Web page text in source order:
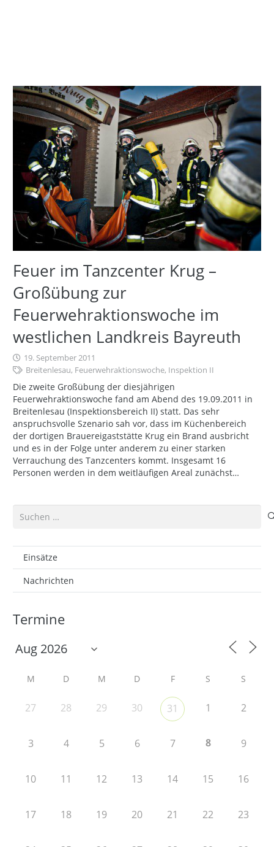
Feuer im Tanzcenter Krug –
Großübung zur
Feuerwehraktionswoche im
westlichen Landkreis Bayreuth
19. September 2011
Breitenlesau, Feuerwehraktionswoche, Inspektion II
Die zweite Großübung der diesjährigen
Feuerwehraktionswoche fand am Abend des 19.09.2011 in
Breitenlesau (Inspektionsbereich II) statt. Das sehr
anspruchsvolle Szenario sah vor, dass im Küchenbereich
der dortigen Brauereigaststätte Krug ein Brand ausbricht
und es in der Folge unter anderem zu einer starken
Verrauchung des Tanzcenters kommt. Insgesamt 16
Personen werden in dem weitläufigen Areal zunächst…
nach:
Einsätze
Nachrichten
Termine
M D M D F S S
27 28 29 30 31 1 2
3 4 5 6 7 8 9
10 11 12 13 14 15 16
17 18 19 20 21 22 23